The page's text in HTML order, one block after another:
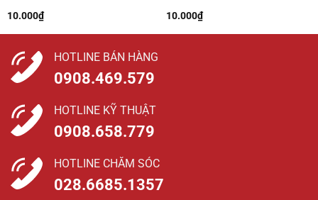
10.000₫ 10.000₫
HOTLINE BÁN HÀNG
0908.469.579
HOTLINE KỸ THUẬT
0908.658.779
HOTLINE CHĂM SÓC
028.6685.1357